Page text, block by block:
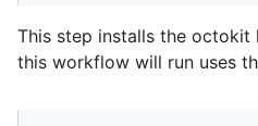
This step installs the octokit
this workflow will run uses